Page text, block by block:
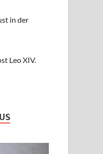
in der
Leo XIV.